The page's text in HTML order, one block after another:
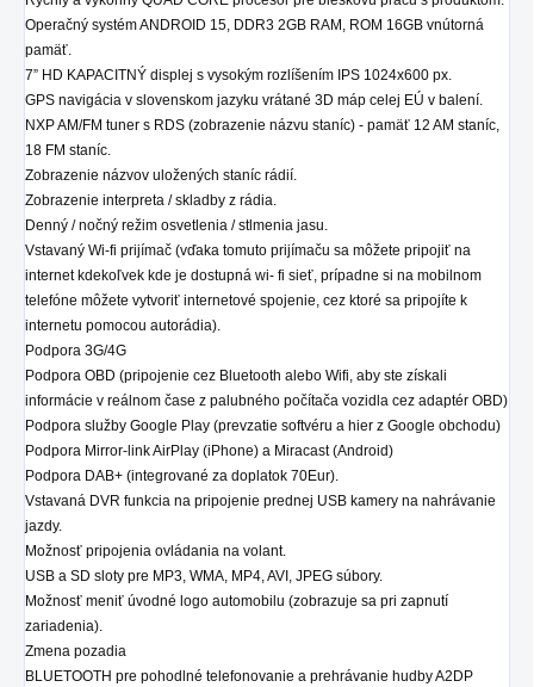
Operačný systém ANDROID 15, DDR3 2GB RAM, ROM 16GB vnútorná
pamäť.
7” HD KAPACITNÝ displej s vysokým rozlíšením IPS 1024x600 px.
GPS navigácia v slovenskom jazyku vrátané 3D máp celej EÚ v balení.
NXP AM/FM tuner s RDS (zobrazenie názvu staníc) - pamäť 12 AM staníc,
18 FM staníc.
Zobrazenie názvov uložených staníc rádií.
Zobrazenie interpreta / skladby z rádia.
Denný / nočný režim osvetlenia / stlmenia jasu.
Vstavaný Wi-fi prijímač (vďaka tomuto prijímaču sa môžete pripojiť na
internet kdekoľvek kde je dostupná wi- fi sieť, prípadne si na mobilnom
telefóne môžete vytvoriť internetové spojenie, cez ktoré sa pripojíte k
internetu pomocou autorádia).
Podpora 3G/4G
Podpora OBD (pripojenie cez Bluetooth alebo Wifi, aby ste získali
informácie v reálnom čase z palubného počítača vozidla cez adaptér OBD)
Podpora služby Google Play (prevzatie softvéru a hier z Google obchodu)
Podpora Mirror-link AirPlay (iPhone) a Miracast (Android)
Podpora DAB+ (integrované za doplatok 70Eur).
Vstavaná DVR funkcia na pripojenie prednej USB kamery na nahrávanie
jazdy.
Možnosť pripojenia ovládania na volant.
USB a SD sloty pre MP3, WMA, MP4, AVI, JPEG súbory.
Možnosť meniť úvodné logo automobilu (zobrazuje sa pri zapnutí
zariadenia).
Zmena pozadia
BLUETOOTH pre pohodlné telefonovanie a prehrávanie hudby A2DP